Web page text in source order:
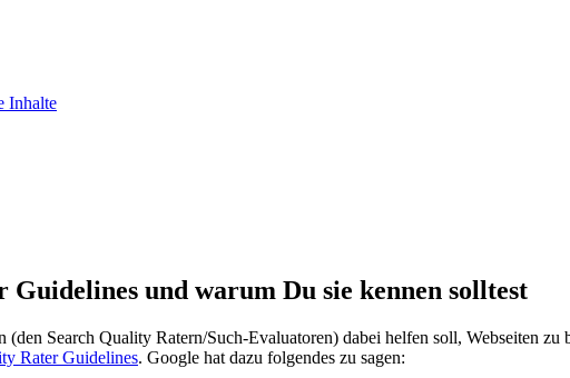
Inhalte
und warum Du sie kennen solltest
Search Quality Ratern/Such-Evaluatoren) dabei helfen soll, Webseiten
Rater Guidelines. Google hat dazu folgendes zu sagen: